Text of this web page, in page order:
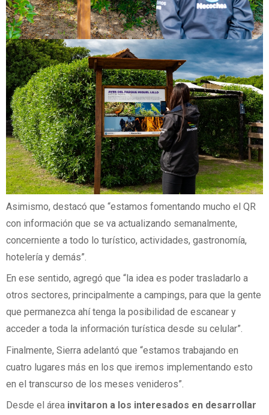
Asimismo, destacó que “estamos fomentando mucho el QR
con información que se va actualizando semanalmente,
concerniente a todo lo turístico, actividades, gastronomía,
hotelería y demás”.
En ese sentido, agregó que “la idea es poder trasladarlo a
otros sectores, principalmente a campings, para que la gente
que permanezca ahí tenga la posibilidad de escanear y
acceder a toda la información turística desde su celular”.
Finalmente, Sierra adelantó que “estamos trabajando en
cuatro lugares más en los que iremos implementando esto
en el transcurso de los meses venideros”.
Desde el área invitaron a los interesados en desarrollar